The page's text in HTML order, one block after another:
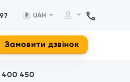
₴ UAH
Замовити дзвінок
400 450